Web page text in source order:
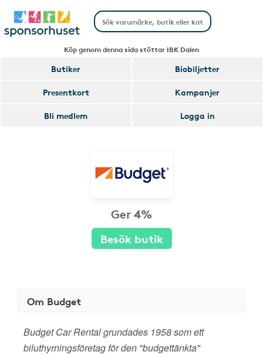
Köp genom denna sida stöttar IBK Dalen
Butiker
Biobiljetter
Presentkort
Kampanjer
Bli medlem
Logga in
Ger 4%
Besök butik
Om Budget
Budget Car Rental grundades 1958 som ett
biluthyrningsföretag för den "budgettänkta"